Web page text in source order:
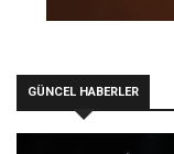
GÜNCEL HABERLER